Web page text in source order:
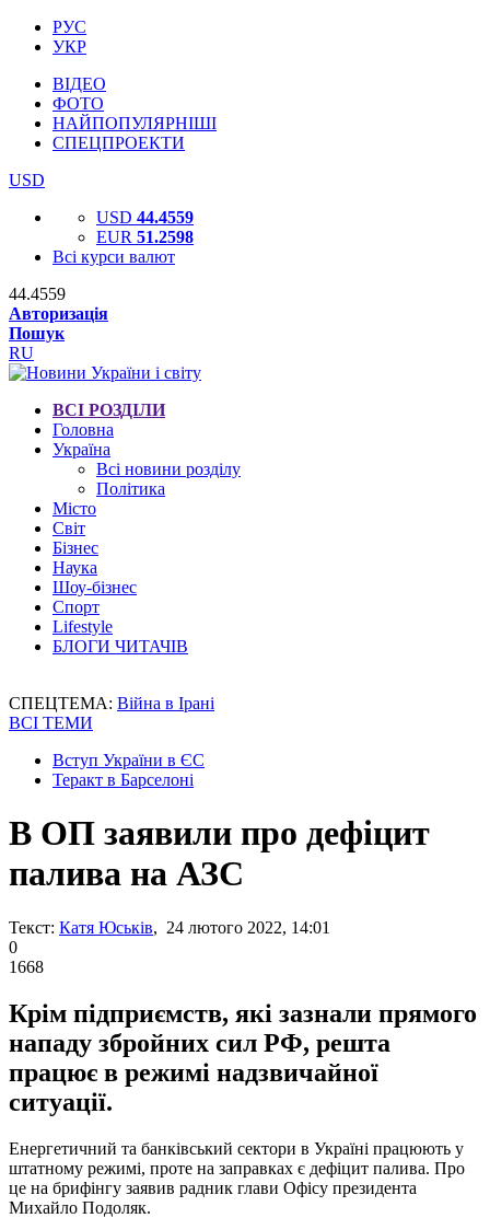
РУС
УКР
ВІДЕО
ФОТО
НАЙПОПУЛЯРНІШІ
СПЕЦПРОЕКТИ
USD
USD 44.4559
EUR 51.2598
Всі курси валют
44.4559
Авторизація
Пошук
RU
ВСІ РОЗДІЛИ
Головна
Україна
Всі новини розділу
Політика
Місто
Світ
Бізнес
Наука
Шоу-бізнес
Спорт
Lifestyle
БЛОГИ ЧИТАЧІВ
СПЕЦТЕМА: Війна в Ірані
ВСІ ТЕМИ
Вступ України в ЄС
Теракт в Барселоні
В ОП заявили про дефіцит
палива на АЗС
Текст: Катя Юськів, 24 лютого 2022, 14:01
0
1668
Крім підприємств, які зазнали прямого
нападу збройних сил РФ, решта
працює в режимі надзвичайної
ситуації.
Енергетичний та банківський сектори в Україні працюють у
штатному режимі, проте на заправках є дефіцит палива. Про
це на брифінгу заявив радник глави Офісу президента
Михайло Подоляк.